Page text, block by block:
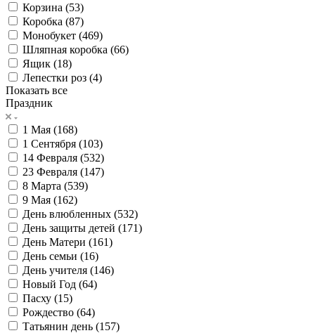
Корзина (53)
Коробка (87)
Монобукет (469)
Шляпная коробка (66)
Ящик (18)
Лепестки роз (4)
Показать все
Праздник
1 Мая (168)
1 Сентября (103)
14 Февраля (532)
23 Февраля (147)
8 Марта (539)
9 Мая (162)
День влюбленных (532)
День защиты детей (171)
День Матери (161)
День семьи (16)
День учителя (146)
Новый Год (64)
Пасху (15)
Рождество (64)
Татьянин день (157)